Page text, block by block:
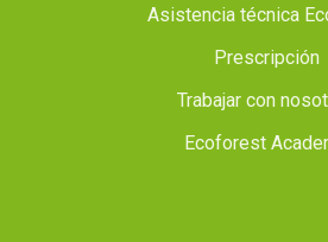
Asistencia técnica
Prescripción
Trabajar con
Ecoforest